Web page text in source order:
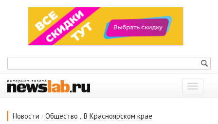
Показать
меню
Новости / Общество , В Красноярском крае